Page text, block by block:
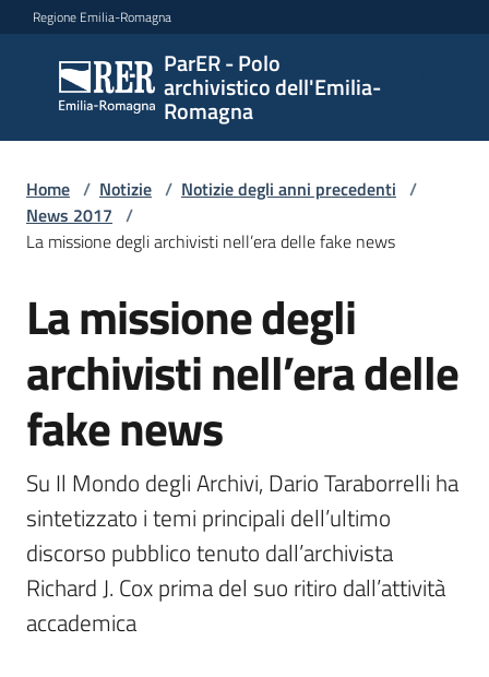
Vai al contenuto
Vai alla navigazione
Vai al footer
Regione Emilia-Romagna
ParER - Polo
archivistico dell'Emilia-
Romagna
ParER -
Polo
archivistico
Romagna
archivistico
Archivio
storico
Conservazione
Argomenti
Home / Notizie / Notizie degli anni precedenti /
News 2017 /
La missione degli archivisti nell’era delle fake news
Salta al contenuto
La missione degli
archivisti nell’era delle
fake news
Su Il Mondo degli Archivi, Dario Taraborrelli ha
sintetizzato i temi principali dell’ultimo
discorso pubblico tenuto dall’archivista
Richard J. Cox prima del suo ritiro dall’attività
accademica